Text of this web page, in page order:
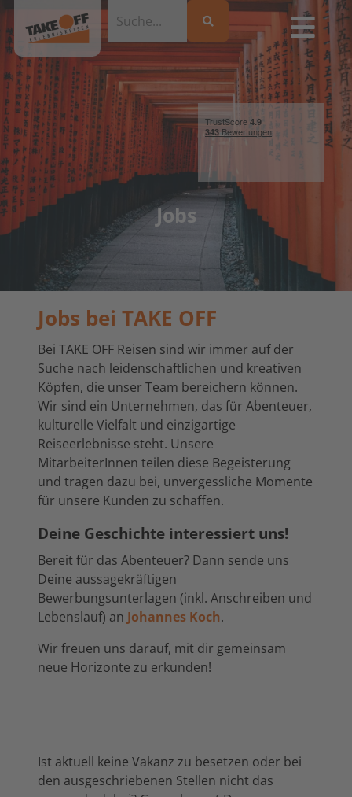
Jobs
Jobs bei TAKE OFF
Bei TAKE OFF Reisen sind wir immer auf der
Suche nach leidenschaftlichen und kreativen
Köpfen, die unser Team bereichern können.
Wir sind ein Unternehmen, das für Abenteuer,
kulturelle Vielfalt und einzigartige
Reiseerlebnisse steht. Unsere
MitarbeiterInnen teilen diese Begeisterung
und tragen dazu bei, unvergessliche Momente
für unsere Kunden zu schaffen.
Deine Geschichte interessiert uns!
Bereit für das Abenteuer? Dann sende uns
Deine aussagekräftigen
Bewerbungsunterlagen (inkl. Anschreiben und
Lebenslauf) an Johannes Koch.
Wir freuen uns darauf, mit dir gemeinsam
neue Horizonte zu erkunden!
Ist aktuell keine Vakanz zu besetzen oder bei
den ausgeschriebenen Stellen nicht das